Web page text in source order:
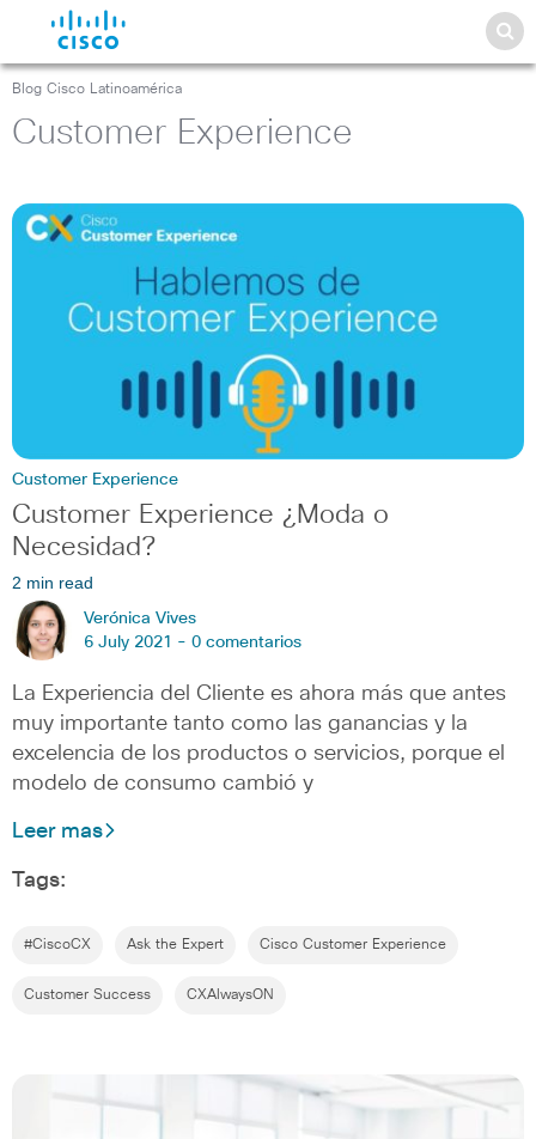
Blog Cisco Latinoamérica
Customer Experience
Customer Experience
Customer Experience ¿Moda o
Necesidad?
2 min read
Verónica Vives
6 July 2021 - 0 comentarios
La Experiencia del Cliente es ahora más que antes
muy importante tanto como las ganancias y la
excelencia de los productos o servicios, porque el
modelo de consumo cambió y
Leer mas
Tags:
#CiscoCX Ask the Expert Cisco Customer Experience
Customer Success CXAlwaysON